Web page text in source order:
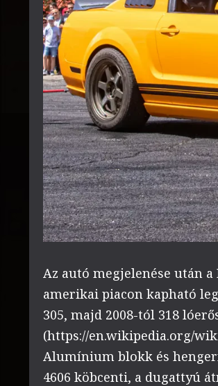
Az autó megjelenése után
amerikai piacon kapható
305, majd 2008-tól 318
(https://en.wikipedia.org/
Alumínium blokk és
4606 köbcenti, a dugattyú